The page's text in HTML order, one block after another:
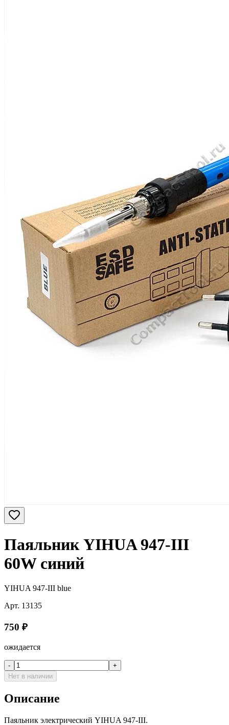
Паяльник YIHUA 947-III
60W синий
YIHUA 947-III blue
Арт. 13135
750 ₽
ожидается
-
+
Нет в наличии
Описание
Паяльник электрический YIHUA 947-III.